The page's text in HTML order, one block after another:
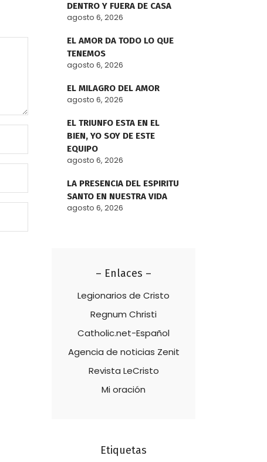
DENTRO Y FUERA DE CASA
agosto 6, 2026
EL AMOR DA TODO LO QUE
TENEMOS
agosto 6, 2026
EL MILAGRO DEL AMOR
agosto 6, 2026
EL TRIUNFO ESTA EN EL
BIEN, YO SOY DE ESTE
EQUIPO
agosto 6, 2026
LA PRESENCIA DEL ESPIRITU
SANTO EN NUESTRA VIDA
agosto 6, 2026
– Enlaces –
Legionarios de Cristo
Regnum Christi
Catholic.net-Español
Agencia de noticias Zenit
Revista LeCristo
Mi oración
Etiquetas